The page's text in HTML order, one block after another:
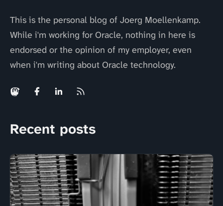
This is the personal blog of Joerg Moellenkamp.
While i'm working for Oracle, nothing in here is
endorsed or the opinion of my employer, even
when i'm writing about Oracle technology.
Recent posts